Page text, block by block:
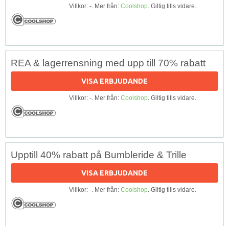
Villkor: -. Mer från: Coolshop. Giltig tills vidare.
REA & lagerrensning med upp till 70% rabatt
VISA ERBJUDANDE
Villkor: -. Mer från: Coolshop. Giltig tills vidare.
Upptill 40% rabatt på Bumbleride & Trille
VISA ERBJUDANDE
Villkor: -. Mer från: Coolshop. Giltig tills vidare.